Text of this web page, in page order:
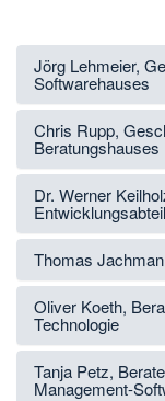
Jörg Lehmeier,
Softwarehauses
Chris Rupp,
Beratungshauses
Dr. Werner
Thomas
Oliver Koeth,
Technologie
Tanja Petz,
Management-